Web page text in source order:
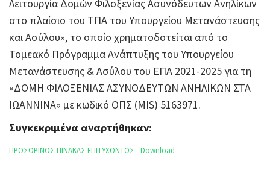
Λειτουργία Δομών Φιλοξενίας Ασυνόδευτων Ανηλίκων
στο πλαίσιο του ΤΠΑ του Υπουργείου Μετανάστευσης
και Ασύλου», το οποίο χρηματοδοτείται από το
Τομεακό Πρόγραμμα Ανάπτυξης του Υπουργείου
Μετανάστευσης & Ασύλου του ΕΠΑ 2021-2025 για τη
«ΔΟΜΗ ΦΙΛΟΞΕΝΙΑΣ ΑΣΥΝΟΔΕΥΤΩΝ ΑΝΗΛΙΚΩΝ ΣΤΑ
ΙΩΑΝΝΙΝΑ» με κωδικό ΟΠΣ (MIS) 5163971.
Συγκεκριμένα αναρτήθηκαν:
ΠΡΟΣΩΡΙΝΟΣ ΠΙΝΑΚΑΣ ΕΠΙΤΥΧΟΝΤΟΣ Download